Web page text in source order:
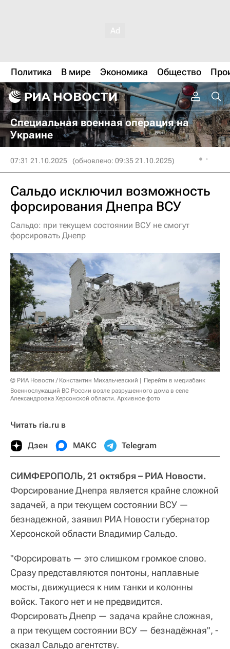
Политика В мире Экономика Общество
Специальная военная операция на
Украине
07:31 21.10.2025 (обновлено: 09:35 21.10.2025)
Сальдо исключил возможность
форсирования Днепра ВСУ
Сальдо: при текущем состоянии ВСУ не смогут
форсировать Днепр
© РИА Новости / Константин Михальчевский
Перейти в медиабанк
Военнослужащий ВС России возле разрушенного дома в селе
Александровка Херсонской области. Архивное фото
Читать ria.ru в
Дзен МАКС Telegram
СИМФЕРОПОЛЬ, 21 октября – РИА Новости.
Форсирование Днепра является крайне сложной
задачей, а при текущем состоянии ВСУ —
безнадежной, заявил РИА Новости губернатор
Херсонской области Владимир Сальдо.
"Форсировать — это слишком громкое слово.
Сразу представляются понтоны, наплавные
мосты, движущиеся к ним танки и колонны
войск. Такого нет и не предвидится.
Форсировать Днепр — задача крайне сложная,
а при текущем состоянии ВСУ — безнадёжная", -
сказал Сальдо агентству.